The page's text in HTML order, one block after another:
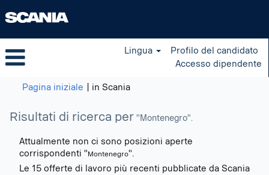
Lingua
Profilo del candidato
Accesso dipendente
Pagina iniziale in Scania(pagina
Risultati di ricerca per "Montenegro".
Attualmente non ci sono posizioni aperte
corrispondenti "Montenegro".
Le 15 offerte di lavoro più recenti pubblicate da Scania